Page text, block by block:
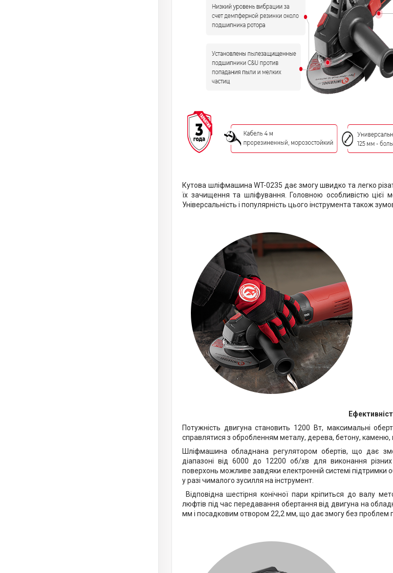
Кутова шліфмашина WT-0235 дає змогу швидко та легко
їх зачищення та шліфування. Головною особливістю цієї
Універсальність і популярність цього інструмента також
Потужність двигуна становить 1200 Вт, максимальні
справлятися з обробленням металу, дерева, бетону, каменю,
Шліфмашина обладнана регулятором обертів, що дає
діапазоні від 6000 до 12200 об/хв для виконання
поверхонь можливе завдяки електронній системі підтримки
у разі чималого зусилля на інструмент.
Відповідна шестірня конічної пари кріпиться до валу
люфтів під час передавання обертання від двигуна на
мм і посадковим отвором 22,2 мм, що дає змогу без проблем